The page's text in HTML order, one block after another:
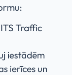
Traffic
iestādēm
ierīces un